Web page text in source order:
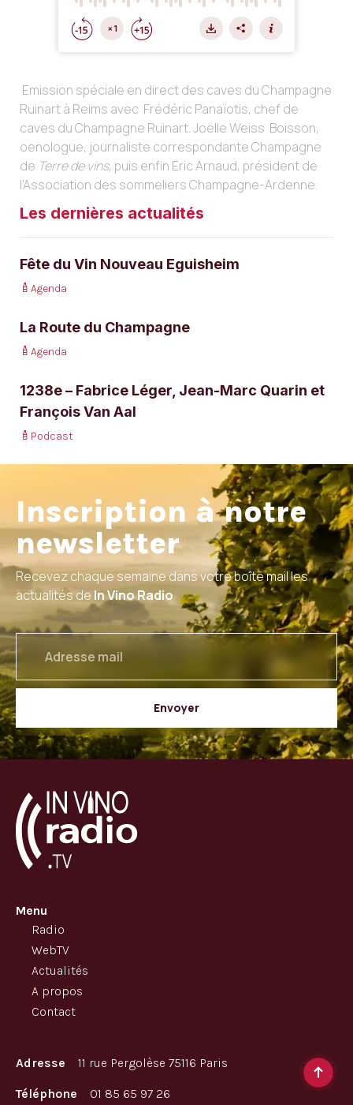
Emission spéciale en direct des caves du Champagne
Ruinart à Reims avec Frédéric Panaïotis, chef de
caves du Champagne Ruinart. Joëlle Weiss Boisson,
oenologue, journaliste correspondante Champagne
de Terre de vins, puis enfin Eric Arnaud, président de
l’Association des sommeliers Champagne-Ardenne.
Les dernières actualités
Fête du Vin Nouveau Eguisheim
Agenda
La Route du Champagne
Agenda
1238e – Fabrice Léger, Jean-Marc Quarin et
François Van Aal
Podcast
Inscription à notre
newsletter
Recevez chaque semaine dans votre boîte mail les
actualités de In Vino Radio
email
Envoyer
Menu
Radio
WebTV
Actualités
A propos
Contact
Adresse 11 rue Pergolèse 75116 Paris
Téléphone 01 85 65 97 26